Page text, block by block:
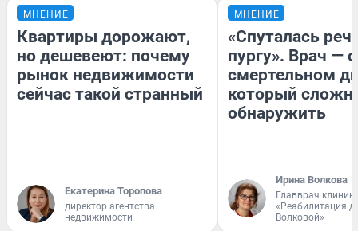
МНЕНИЕ
Квартиры дорожают,
но дешевеют: почему
рынок недвижимости
сейчас такой странный
Екатерина Торопова
директор агентства
недвижимости
МНЕНИЕ
«Спуталась
пургу». Врач — о
смертельном
который
обнаружить
Ирина Волкова
Главврач
«Реабилитация
Волковой»